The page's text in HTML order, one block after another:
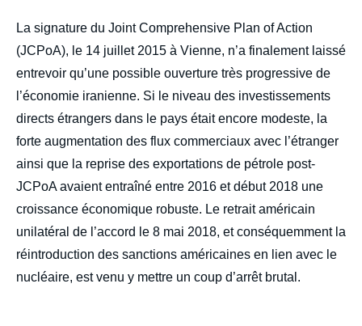
La signature du Joint Comprehensive Plan of Action
(JCPoA), le 14 juillet 2015 à Vienne, n’a finalement laissé
entrevoir qu’une possible ouverture très progressive de
l’économie iranienne. Si le niveau des investissements
directs étrangers dans le pays était encore modeste, la
forte augmentation des flux commerciaux avec l’étranger
ainsi que la reprise des exportations de pétrole post-
JCPoA avaient entraîné entre 2016 et début 2018 une
croissance économique robuste. Le retrait américain
unilatéral de l’accord le 8 mai 2018, et conséquemment la
réintroduction des sanctions américaines en lien avec le
nucléaire, est venu y mettre un coup d’arrêt brutal.